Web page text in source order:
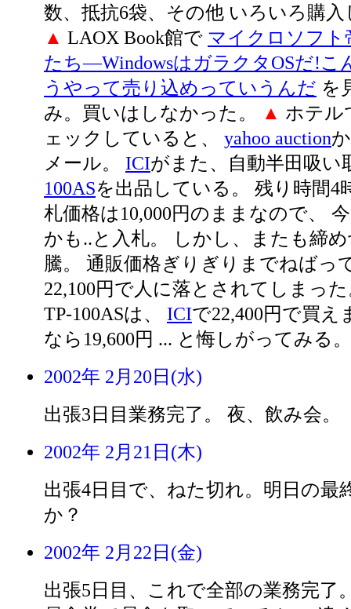
数、抵抗6袋、その他 いろいろ購
▲ LAOX Book館で マイクロソフト
たち―WindowsはガラクタOSだ!こ
うやって売り込めっていうんだ を
み。買いはしなかった。
▲ ホテル
ェックしていると、 yahoo auction
メール。 ICIがまた、自動半田吸い
100ASを出品している。 残り時間4
札価格は10,000円のままなので、
かも..と入札。 しかし、またも締
騰。 通販価格ぎりぎりまでねばっ
22,100円で人に落とされてしまっ
TP-100ASは、 ICIで22,400円で買え
なら19,600円 ... と悔しがってみる。
2002年 2月20日(水)
出張3日目業務完了。 夜、飲み会。
2002年 2月21日(木)
出張4日目で、ねた切れ。明日の最
か？
2002年 2月22日(金)
出張5日目、これで全部の業務完了